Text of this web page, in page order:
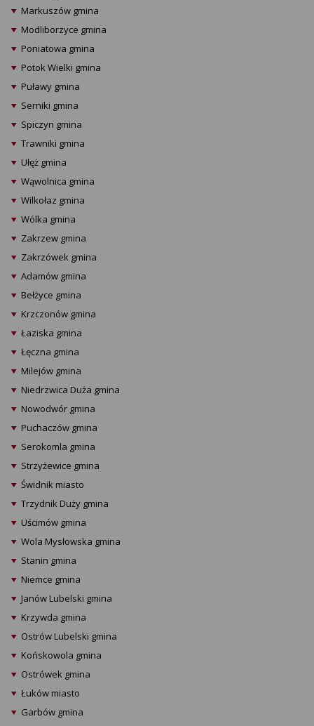
Markuszów gmina
Modliborzyce gmina
Poniatowa gmina
Potok Wielki gmina
Puławy gmina
Serniki gmina
Spiczyn gmina
Trawniki gmina
Ułęż gmina
Wąwolnica gmina
Wilkołaz gmina
Wólka gmina
Zakrzew gmina
Zakrzówek gmina
Adamów gmina
Bełżyce gmina
Krzczonów gmina
Łaziska gmina
Łęczna gmina
Milejów gmina
Niedrzwica Duża gmina
Nowodwór gmina
Puchaczów gmina
Serokomla gmina
Strzyżewice gmina
Świdnik miasto
Trzydnik Duży gmina
Uścimów gmina
Wola Mysłowska gmina
Stanin gmina
Niemce gmina
Janów Lubelski gmina
Krzywda gmina
Ostrów Lubelski gmina
Końskowola gmina
Ostrówek gmina
Łuków miasto
Garbów gmina